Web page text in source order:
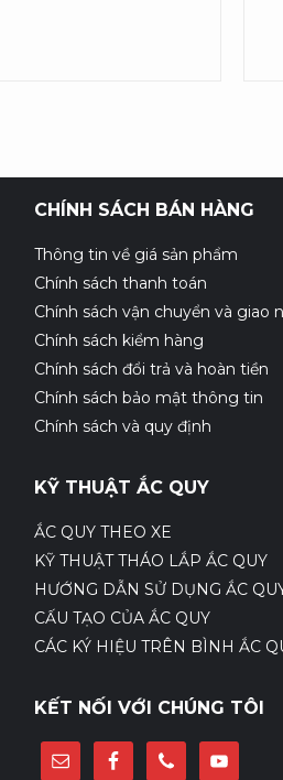
CHÍNH SÁCH BÁN HÀNG
Thông tin về giá sản phẩm
Chính sách thanh toán
Chính sách vận chuyển và giao
Chính sách kiểm hàng
Chính sách đổi trả và hoàn tiền
Chính sách bảo mật thông tin
Chính sách và quy định
KỸ THUẬT ẮC QUY
ẮC QUY THEO XE
KỸ THUẬT THÁO LẮP ẮC QUY
HƯỚNG DẪN SỬ DỤNG ẮC
CẤU TẠO CỦA ẮC QUY
CÁC KÝ HIỆU TRÊN BÌNH ẮC
KẾT NỐI VỚI CHÚNG TÔI